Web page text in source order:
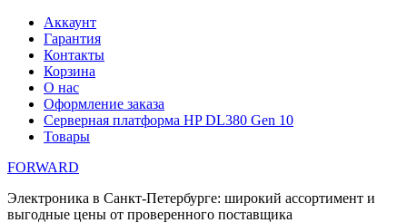
Перейти
содержимому
Аккаунт
Гарантия
Контакты
Корзина
О нас
Оформление заказа
Серверная платформа HP DL380 Gen 10
Товары
FORWARD
Электроника в Санкт-Петербурге: широкий ассортимент и
выгодные цены от проверенного поставщика